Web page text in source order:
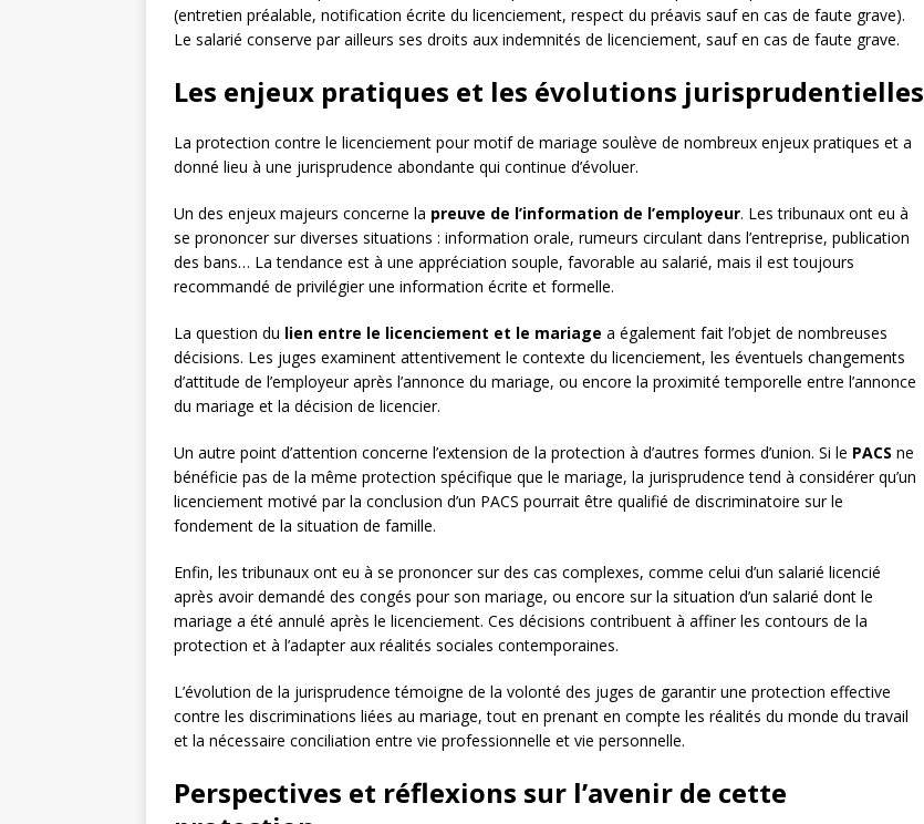
(entretien préalable, notification écrite du licenciement, respect du préavis sauf en cas de faute grave).
Le salarié conserve par ailleurs ses droits aux indemnités de licenciement, sauf en cas de faute grave.
Les enjeux pratiques et les évolutions jurisprudentielles
La protection contre le licenciement pour motif de mariage soulève de nombreux enjeux pratiques et a
donné lieu à une jurisprudence abondante qui continue d’évoluer.
Un des enjeux majeurs concerne la preuve de l’information de l’employeur. Les tribunaux ont eu à
se prononcer sur diverses situations : information orale, rumeurs circulant dans l’entreprise, publication
des bans… La tendance est à une appréciation souple, favorable au salarié, mais il est toujours
recommandé de privilégier une information écrite et formelle.
La question du lien entre le licenciement et le mariage a également fait l’objet de nombreuses
décisions. Les juges examinent attentivement le contexte du licenciement, les éventuels changements
d’attitude de l’employeur après l’annonce du mariage, ou encore la proximité temporelle entre l’annonce
du mariage et la décision de licencier.
Un autre point d’attention concerne l’extension de la protection à d’autres formes d’union. Si le PACS ne
bénéficie pas de la même protection spécifique que le mariage, la jurisprudence tend à considérer qu’un
licenciement motivé par la conclusion d’un PACS pourrait être qualifié de discriminatoire sur le
fondement de la situation de famille.
Enfin, les tribunaux ont eu à se prononcer sur des cas complexes, comme celui d’un salarié licencié
après avoir demandé des congés pour son mariage, ou encore sur la situation d’un salarié dont le
mariage a été annulé après le licenciement. Ces décisions contribuent à affiner les contours de la
protection et à l’adapter aux réalités sociales contemporaines.
L’évolution de la jurisprudence témoigne de la volonté des juges de garantir une protection effective
contre les discriminations liées au mariage, tout en prenant en compte les réalités du monde du travail
et la nécessaire conciliation entre vie professionnelle et vie personnelle.
Perspectives et réflexions sur l’avenir de cette